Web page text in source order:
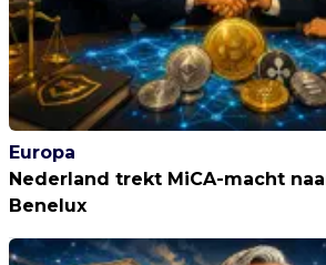
Europa
Nederland trekt MiCA-macht
Benelux